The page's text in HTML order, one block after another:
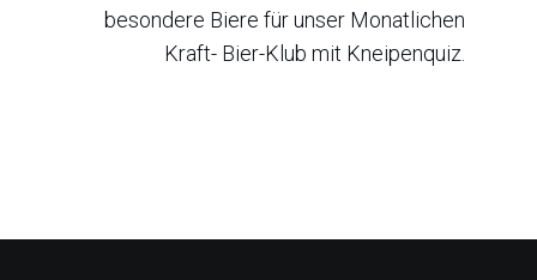
besondere Biere für unser Monatlichen
Kraft- Bier-Klub mit Kneipenquiz.